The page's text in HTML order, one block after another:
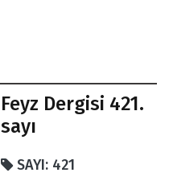
Müslümanların
Astronomi Tarihine
Katkıları / Prof. Dr. Ali
Bakkal
Feyz Dergisi 421.
sayı
SAYI: 421